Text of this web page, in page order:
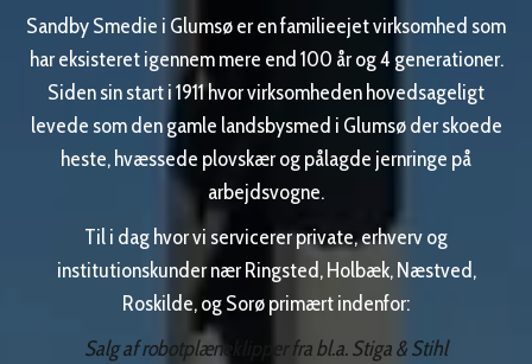
Sandby Smedie i Glumsø er en familieejet virksomhed som
har eksisteret igennem mere end 100 år og 4 generationer.
Siden sin start i 1911 hvor virksomheden hovedsageligt
levede som den gamle landsbysmed i Glumsø der skoede
heste, hvæssede plovskær og pålagde jernringe på
arbejdsvogne.
Til i dag hvor vi servicerer private, erhverv og
institutionskunder nær Ringsted, Holbæk, Næstved,
Roskilde, og Sorø primært indenfor:
Salg af robotplæneklipper fra bl.a. Stiga & Stihl